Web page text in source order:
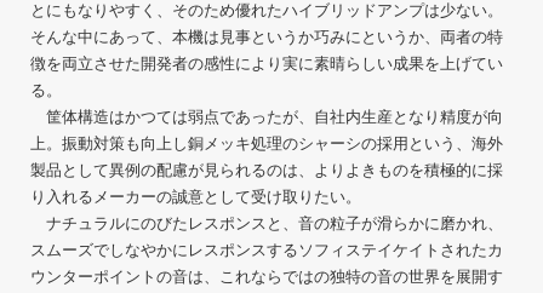
とにもなりやすく、そのため優れたハイブリッドアンプは少ない。
そんな中にあって、本機は見事というか巧みにというか、両者の特
徴を両立させた開発者の感性により実に素晴らしい成果を上げてい
る。
筐体構造はかつては弱点であったが、自社内生産となり精度が向
上。振動対策も向上し銅メッキ処理のシャーシの採用という、海外
製品として異例の配慮が見られるのは、よりよきものを積極的に採
り入れるメーカーの誠意として受け取りたい。
ナチュラルにのびたレスポンスと、音の粒子が滑らかに磨かれ、
スムーズでしなやかにレスポンスするソフィステイケイトされたカ
ウンターポイントの音は、これならではの独特の音の世界を展開す